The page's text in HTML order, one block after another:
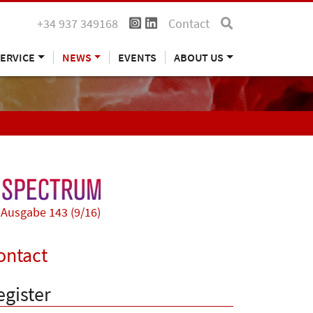
+34 937 349168 Contact
NEWS EVENTS ABOUT US
Ausgabe 143 (9/16)